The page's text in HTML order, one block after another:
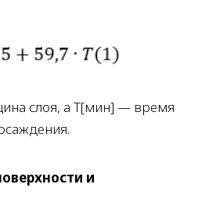
слоя, а T[мин] — время
и